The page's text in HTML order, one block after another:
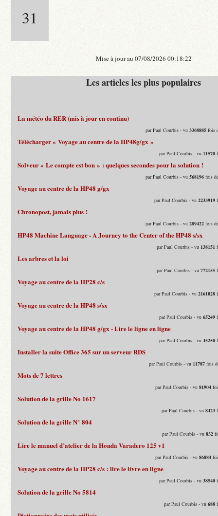
31
Mise à jour au 07/08/2026 00:18:22
Les articles les plus populaires
La météo du RER (mis à jour en continu)
par Paul Courbis - vu3368885 fois
Télécharger « Voyage au centre de la HP48g/gx »
par Paul Courbis - vu 11570
Solveur « Le compte est bon » : quelques secondes pour la solution !
par Paul Courbis - vu568196 fois
Voyage au centre de la HP48 g/gx
par Paul Courbis - vu2233919
Chronopost, jamais plus !
par Paul Courbis - vu289422 fois
HP48 Machine Language - A Journey to the Center of the HP48 s/sx
par Paul Courbis - vu 138151
Les arbres et la loi
par Paul Courbis - vu772155
Voyage au centre de la HP28 c/s
par Paul Courbis - vu2161028
Voyage au centre de la HP48 s/sx
par Paul Courbis - vu65249
Voyage au centre de la HP48 g/gx - Lire le ligne en ligne
par Paul Courbis - vu45250
Installer la suite Office 365 sur un serveur RDS
par Paul Courbis - vu 11787 fois
Mots de 7 lettres
par Paul Courbis - vu81904
Solution de la grille No 1617
par Paul Courbis - vu8423
Solution de la grille N° 804
par Paul Courbis - vu832
Lire le manuel d’atelier de la Honda Varadero 125 v1
par Paul Courbis - vu86884
Voyage au centre de la HP28 c/s : lire le livre en ligne
par Paul Courbis - vu38540
Solution de la grille No 5814
par Paul Courbis - vu688